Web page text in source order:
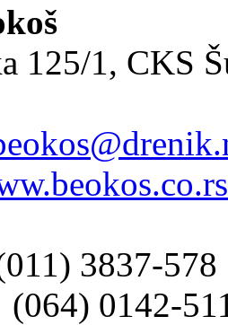
125/1, CKS
3837-578